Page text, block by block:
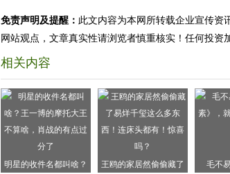
免责声明及提醒： 此文内容为本网所转载企业宣传资
网站观点，文章真实性请浏览者慎重核实！任何投资
相关内容
明星的收件名都叫啥？ 王鸥的家居然偷偷藏了 毛不